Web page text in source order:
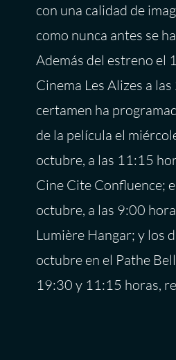
con una calidad de
como nunca antes se
Además del estreno el
Cinema Les Alizes a
certamen ha
de la película el
octubre, a las 11:15
Cine Cite Confluence;
octubre, a las 9:00
Lumière Hangar; y los
octubre en el Pathe
19:30 y 11:15 horas,